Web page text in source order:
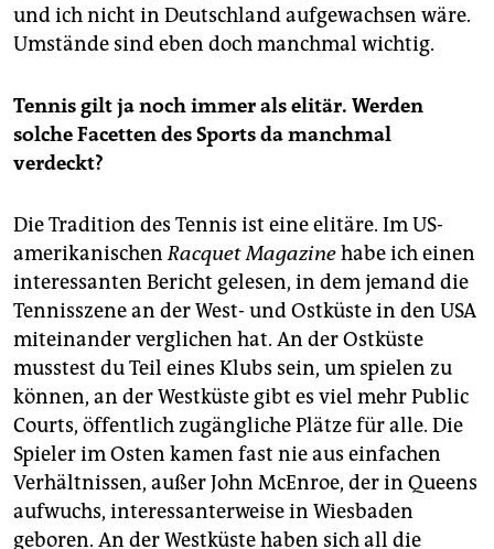
und ich nicht in Deutschland aufgewachsen wäre.
Umstände sind eben doch manchmal wichtig.
Tennis gilt ja noch immer als elitär. Werden
solche Facetten des Sports da manchmal
verdeckt?
Die Tradition des Tennis ist eine elitäre. Im US-
amerikanischenRacquet Magazinehabe ich einen
interessanten Bericht gelesen, in dem jemand die
Tennisszene an der West- und Ostküste in den USA
miteinander verglichen hat. An der Ostküste
musstest du Teil eines Klubs sein, um spielen zu
können, an der Westküste gibt es viel mehr Public
Courts, öffentlich zugängliche Plätze für alle. Die
Spieler im Osten kamen fast nie aus einfachen
Verhältnissen, außer John McEnroe, der in Queens
aufwuchs, interessanterweise in Wiesbaden
geboren. An der Westküste haben sich all die